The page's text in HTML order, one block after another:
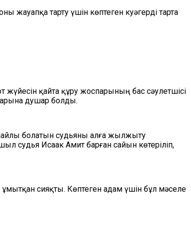
жауапқа тарту үшін көптеген куәгерді тарта
қайта құру жоспарының бас сәулетшісі
душар болды.
болатын судьяны алға жылжыту
судья Исаак Амит барған сайын көтеріліп,
сияқты. Көптеген адам үшін бұл мәселе